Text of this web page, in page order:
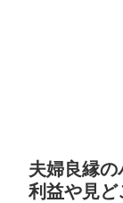
夫婦良縁
利益や見ど